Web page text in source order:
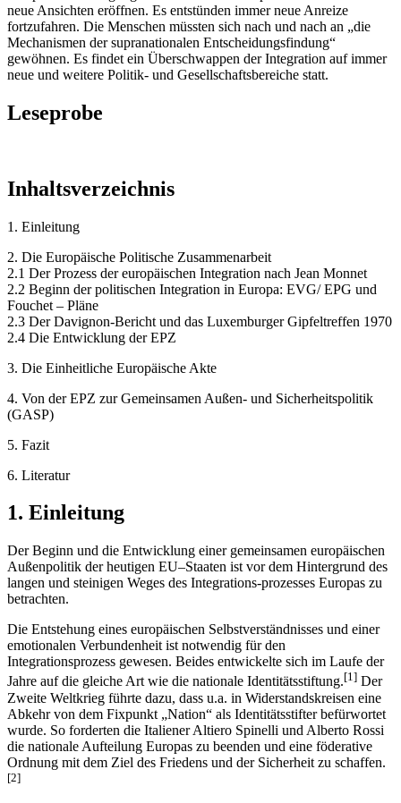
neue Ansichten eröffnen. Es entstünden immer neue Anreize
fortzufahren. Die Menschen müssten sich nach und nach an „die
Mechanismen der supranationalen Entscheidungsfindung“
gewöhnen. Es findet ein Überschwappen der Integration auf immer
neue und weitere Politik- und Gesellschaftsbereiche statt.
Leseprobe
Inhaltsverzeichnis
1. Einleitung
2. Die Europäische Politische Zusammenarbeit
2.1 Der Prozess der europäischen Integration nach Jean Monnet
2.2 Beginn der politischen Integration in Europa: EVG/ EPG und
Fouchet – Pläne
2.3 Der Davignon-Bericht und das Luxemburger Gipfeltreffen 1970
2.4 Die Entwicklung der EPZ
3. Die Einheitliche Europäische Akte
4. Von der EPZ zur Gemeinsamen Außen- und Sicherheitspolitik
(GASP)
5. Fazit
6. Literatur
1. Einleitung
Der Beginn und die Entwicklung einer gemeinsamen europäischen
Außenpolitik der heutigen EU–Staaten ist vor dem Hintergrund des
langen und steinigen Weges des Integrations-prozesses Europas zu
betrachten.
Die Entstehung eines europäischen Selbstverständnisses und einer
emotionalen Verbundenheit ist notwendig für den
Integrationsprozess gewesen. Beides entwickelte sich im Laufe der
Jahre auf die gleiche Art wie die nationale Identitätsstiftung.[1] Der
Zweite Weltkrieg führte dazu, dass u.a. in Widerstandskreisen eine
Abkehr von dem Fixpunkt „Nation“ als Identitätsstifter befürwortet
wurde. So forderten die Italiener Altiero Spinelli und Alberto Rossi
die nationale Aufteilung Europas zu beenden und eine föderative
Ordnung mit dem Ziel des Friedens und der Sicherheit zu schaffen.
[2]